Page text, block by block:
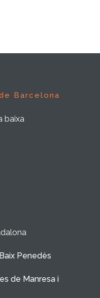
Barcelona
baixa
Penedès
de Manresa i